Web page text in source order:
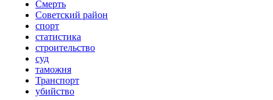
Смерть
Советский район
спорт
статистика
строительство
суд
таможня
Транспорт
убийство